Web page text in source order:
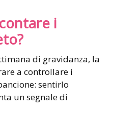
i
di gravidanza, la
a controllare i
sentirlo
un segnale di